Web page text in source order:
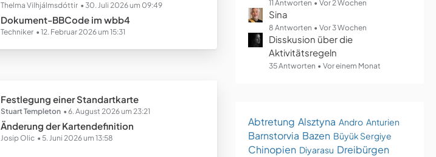
Thelma Vilhjálmsdóttir 30. Juli 2026 um 09:49
Dokument-BBCode im wbb4
Techniker 12. Februar 2026 um 15:31
Festlegung einer Standartkarte
Stuart Templeton 6. August 2026 um 23:21
Änderung der Kartendefinition
Josip Olic 5. Juni 2026 um 13:58
11 Antworten Vor 2 Wochen
Sina
8 Antworten Vor 3 Wochen
Disskusion über die
Aktivitätsregeln
35 Antworten Vor einem Monat
Abtretung Alsztyna Andro Anturien
Barnstorvia Bazen Büyük Sergiye
Chinopien Diyarasu Dreibürgen